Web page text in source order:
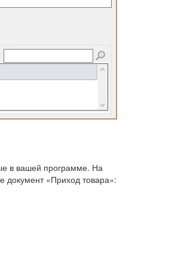
в вашей программе. На
документ «Приход товара»: